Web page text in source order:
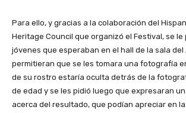
Para ello, y gracias a la colaboración del
Heritage Council que organizó el Festival, se le
jóvenes que esperaban en el hall de la sala del
permitieran que se les tomara una fotografía
de su rostro estaría oculta detrás de la
de edad y se les pidió luego que expresaran
acerca del resultado, que podían apreciar en